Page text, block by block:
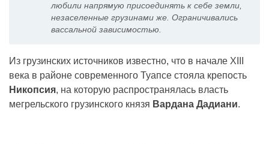
любили напрямую присоединять к себе земли,
незаселенные грузинами же. Ограничивались
вассальной зависимостью.
Из грузинских источников известно, что в начале XIII
века в районе современного Туапсе стояла крепость
Никопсия, на которую распространялась власть
мегрельского грузинского князя Вардана Дадиани.